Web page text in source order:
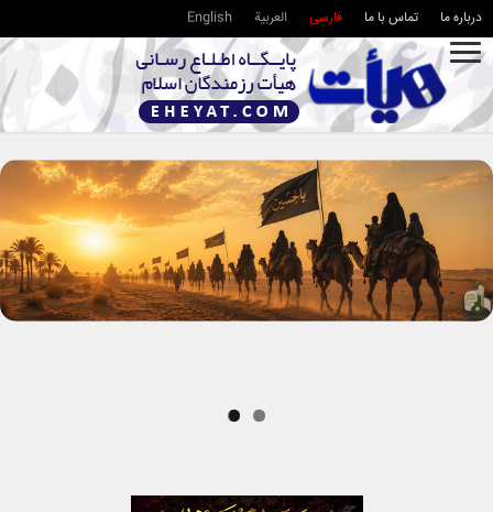
درباره ما تماس با ما فارسی العربية English